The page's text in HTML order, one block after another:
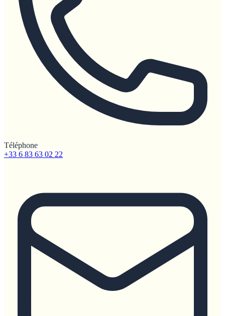
Téléphone
+33 6 83 63 02 22